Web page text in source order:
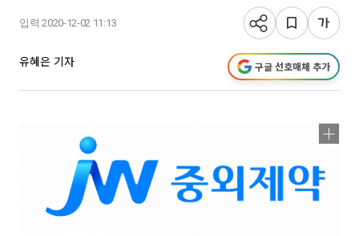
입력 2020-12-02 11:13
유혜은 기자 구글 선호매체 추가